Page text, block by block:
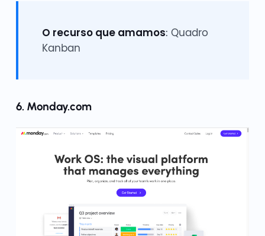
O recurso que amamos: Quadro
Kanban
6. Monday.com